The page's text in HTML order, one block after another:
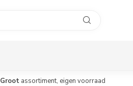
Grootassortiment, eigen voorraad